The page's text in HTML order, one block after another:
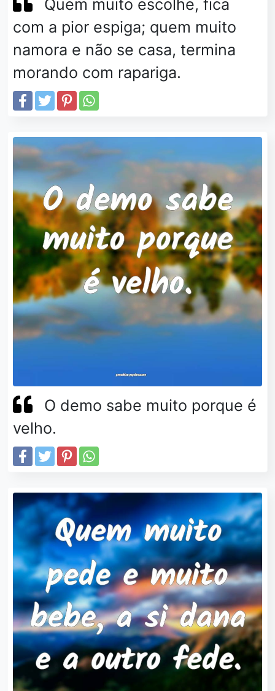
Quem muito escolhe, fica
com a pior espiga; quem muito
namora e não se casa, termina
morando com rapariga.
O demo sabe muito porque é
velho.